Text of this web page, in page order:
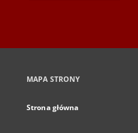
MAPA STRONY
Strona główna